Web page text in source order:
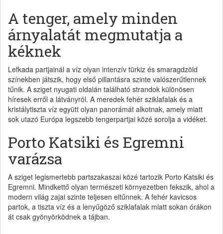
A tenger, amely minden
árnyalatát megmutatja a
kéknek
Lefkada partjainál a víz olyan intenzív türkiz és smaragdzöld
színekben játszik, hogy első pillantásra szinte valószerűtlennek
tűnik. A sziget nyugati oldalán található strandok különösen
híresek erről a látványról. A meredek fehér sziklafalak és a
kristálytiszta víz együtt olyan panorámát alkotnak, amely miatt
sok utazó Európa legszebb tengerpartjai közé sorolja a vidéket.
Porto Katsiki és Egremni
varázsa
A sziget legismertebb partszakaszai közé tartozik Porto Katsiki és
Egremni. Mindkettő olyan természeti környezetben fekszik, ahol a
modern világ zajai szinte teljesen eltűnnek. A fehér kavicsos
partok, a tiszta víz és a lenyűgöző sziklafalak miatt sokan órákon
át csak gyönyörködnek a tájban.